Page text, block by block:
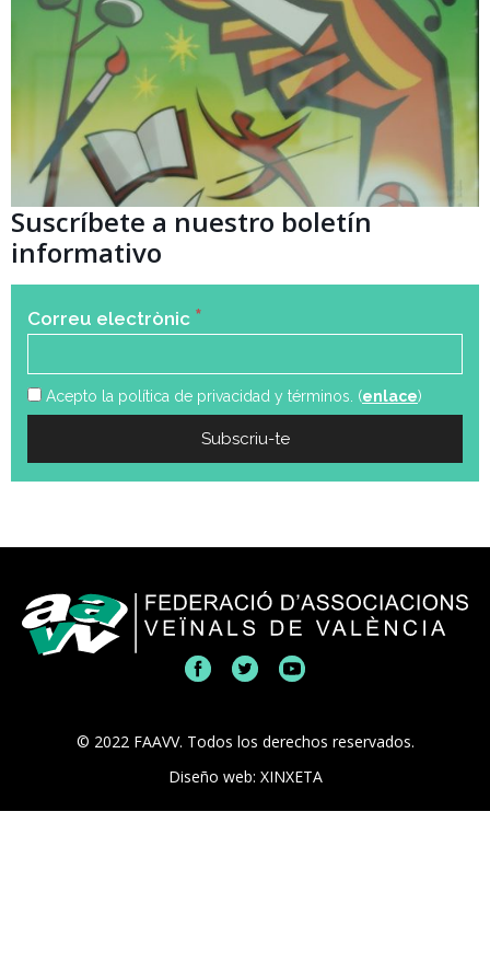
Suscríbete a nuestro boletín
informativo
Correu electrònic *
Acepto la política de privacidad y términos. (enlace)
© 2022 FAAVV. Todos los derechos reservados.
Diseño web: XINXETA